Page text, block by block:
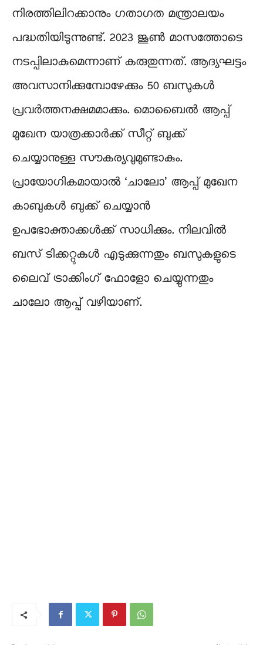
നിരത്തിലിറക്കാനും ഗതാഗത മന്ത്രാലയം
പദ്ധതിയിടുന്നുണ്ട്. 2023 ജൂൺ മാസത്തോടെ
നടപ്പിലാകുമെന്നാണ് കരുതുന്നത്. ആദ്യഘട്ടം
അവസാനിക്കുമ്പോഴേക്കും 50 ബസുകൾ
പ്രവർത്തനക്ഷമമാക്കും. മൊബൈൽ ആപ്പ്
മുഖേന യാത്രക്കാർക്ക് സീറ്റ് ബുക്ക്
ചെയ്യാനുള്ള സൗകര്യവുമുണ്ടാകും.
പ്രായോഗികമായാൽ ‘ചാലോ’ ആപ്പ് മുഖേന
കാബുകൾ ബുക്ക് ചെയ്യാൻ
ഉപഭോക്താക്കൾക്ക് സാധിക്കും. നിലവിൽ
ബസ് ടിക്കറ്റുകൾ എടുക്കുന്നതും ബസുകളുടെ
ലൈവ് ട്രാക്കിംഗ് ഫോളോ ചെയ്യുന്നതും
ചാലോ ആപ്പ് വഴിയാണ്.